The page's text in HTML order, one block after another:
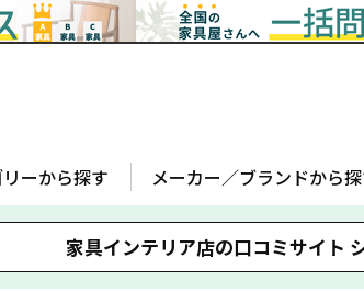
ーから探す メーカー／ブランドから
家具インテリア店の口コミサイト